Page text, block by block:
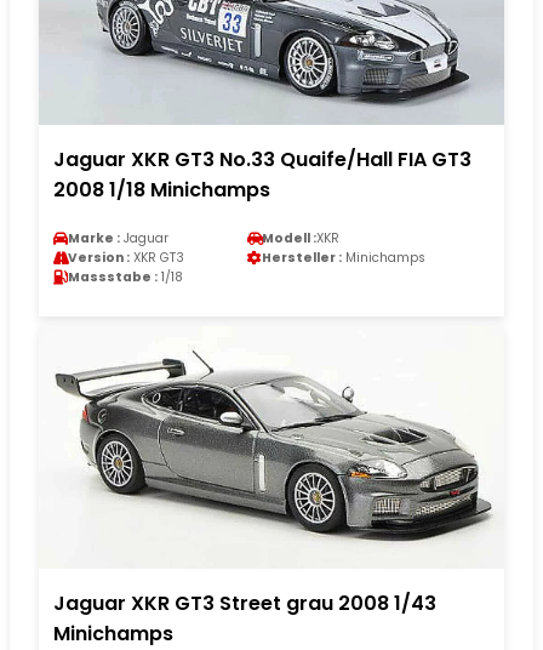
Jaguar XKR GT3 No.33 Quaife/Hall FIA GT3
2008 1/18 Minichamps
Marke : Jaguar Modell :XKR
Version : XKR GT3 Hersteller : Minichamps
Massstabe : 1/18
Jaguar XKR GT3 Street grau 2008 1/43
Minichamps